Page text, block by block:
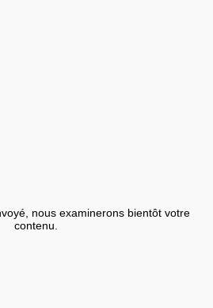
nous examinerons bientôt votre
contenu.